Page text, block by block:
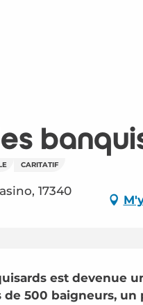
CARITATIF
17340
est devenue
de 500 baigneurs, un